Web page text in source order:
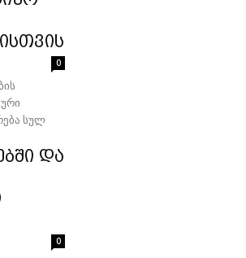
0
და
0